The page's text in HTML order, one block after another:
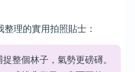
理的實用拍照貼士：
整個林子，氣勢更磅礡。